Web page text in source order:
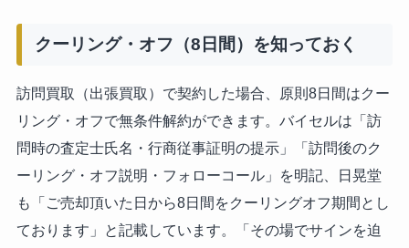
クーリング・オフ（8日間）を知っておく
訪問買取（出張買取）で契約した場合、原則8日間はクー
リング・オフで無条件解約ができます。バイセルは「訪
問時の査定士氏名・行商従事証明の提示」「訪問後のク
ーリング・オフ説明・フォローコール」を明記、日晃堂
も「ご売却頂いた日から8日間をクーリングオフ期間とし
ております」と記載しています。「その場でサインを迫